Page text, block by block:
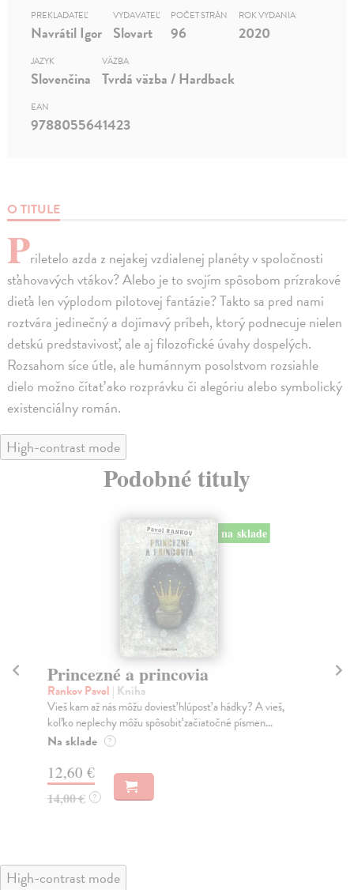
O TITULE
Priletelo azda z nejakej vzdialenej planéty v spoločnosti
sťahovavých vtákov? Alebo je to svojím spôsobom prízrakové
dieťa len výplodom pilotovej fantázie? Takto sa pred nami
roztvára jedinečný a dojímavý príbeh, ktorý podnecuje nielen
detskú predstavivosť, ale aj filozofické úvahy dospelých.
Rozsahom síce útle, ale humánnym posolstvom rozsiahle
dielo možno čítať ako rozprávku či alegóriu alebo symbolický
existenciálny román.
PREKLADATEĽ
Navrátil Igor
VYDAVATEĽ
Slovart
POČET STRÁN
96
ROK VYDANIA
2020
JAZYK
Slovenčina
VÄZBA
Tvrdá väzba / Hardback
EAN
9788055641423
High-contrast mode
Podobné tituly
na sklade
Princezné a princovia
Rankov Pavol | Kniha
Vieš kam až nás môžu doviesť hlúposť a hádky? A vieš,
koľko neplechy môžu spôsobiť začiatočné písmen...
Na sklade ?
12,60 €
14,00 € ?
High-contrast mode